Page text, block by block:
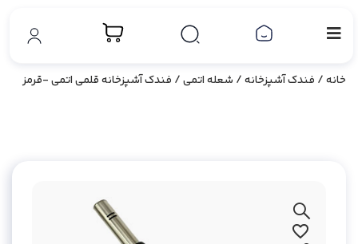
خانه/ فندک آشپزخانه/ شعله اتمی/ فندک آشپزخانه قلمی اتمی -قرمز